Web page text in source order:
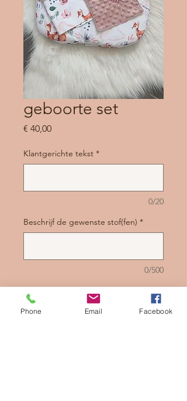
geboorte set
€ 40,00Prijs
Klantgerichte tekst *
0/20
Beschrijf de gewenste stof(fen) *
0/500
Aantal *
Phone Email Facebook